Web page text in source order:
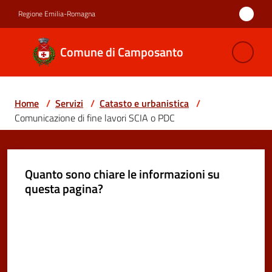
Regione Emilia-Romagna
Comune di Camposanto
Comune di
Camposanto
Amministrazione
Servizi
Menu selezionato
Home / Servizi / Catasto e urbanistica /
Comunicazione di fine lavori SCIA o PDC
Quanto sono chiare le informazioni su
questa pagina?